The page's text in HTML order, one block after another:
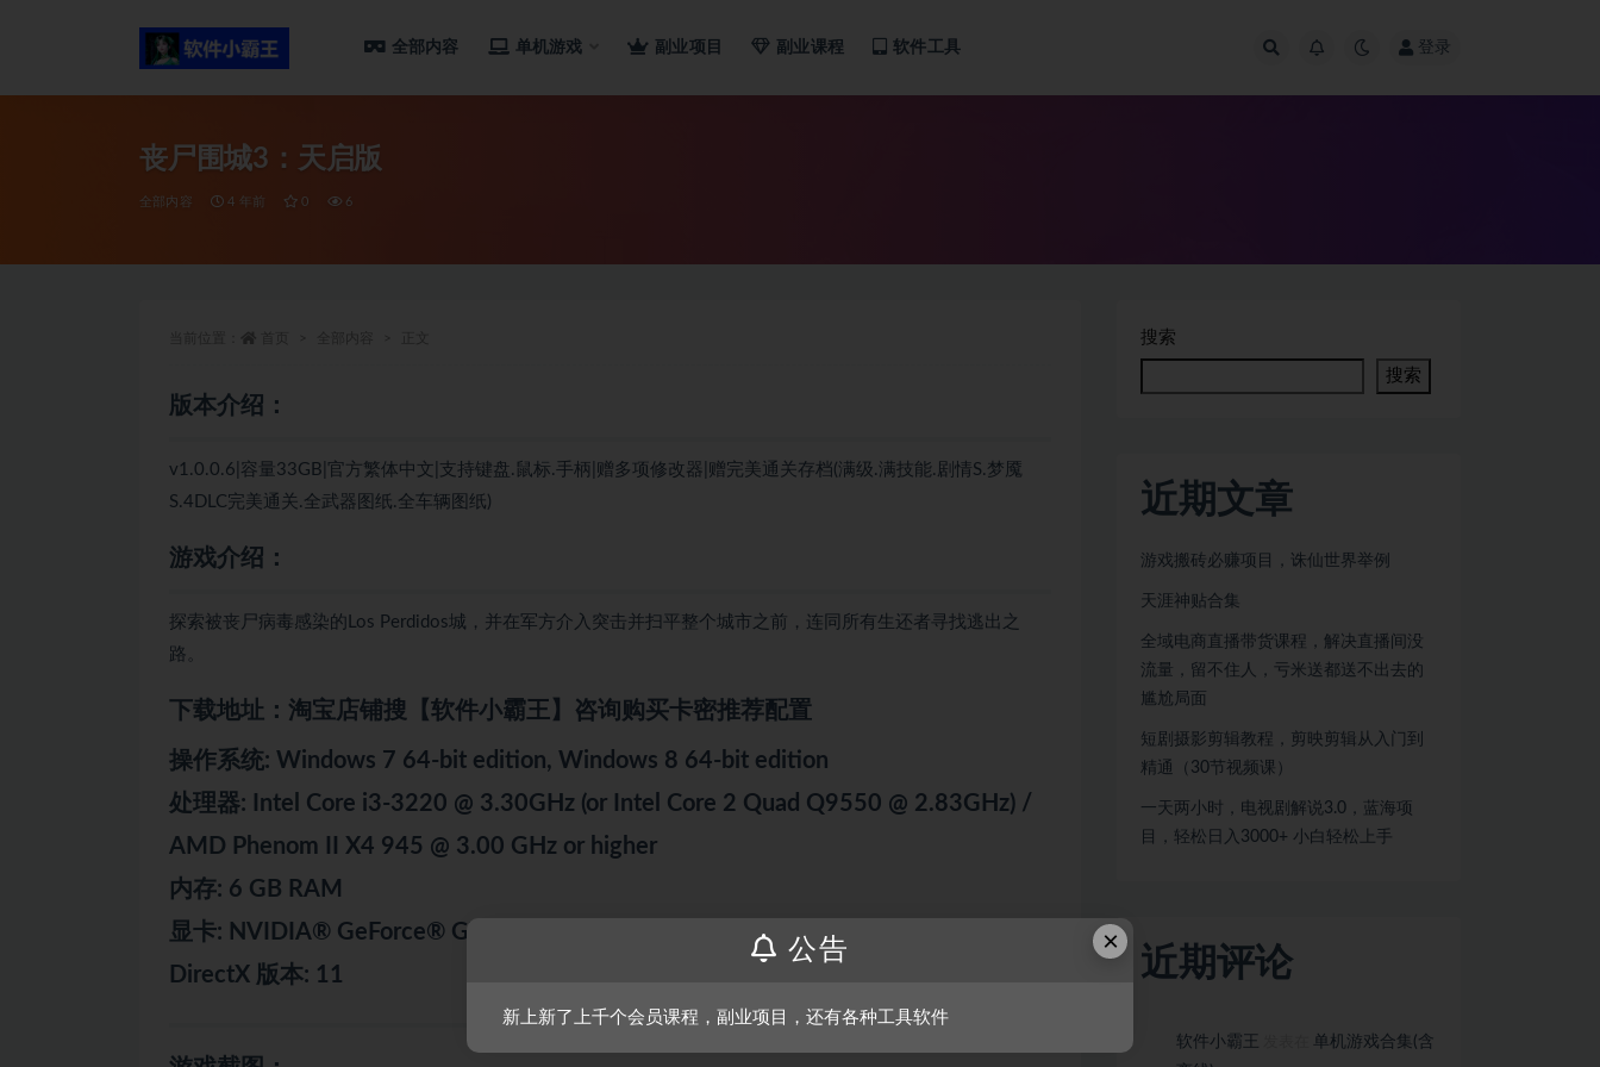
全部内容 单机游戏 副业项目 副业课程 软件工具 登录
丧尸围城3：天启版
全部内容 4 年前 0 6
版本介绍：
v1.0.0.6|容量33GB|官方繁体中文|支持键盘.鼠标.手柄|赠多项修改器|赠完美通关存档(满级.满技能.剧情S.梦魇
S.4DLC完美通关.全武器图纸.全车辆图纸)
游戏介绍：
探索被丧尸病毒感染的Los Perdidos城，并在军方介入突击并扫平整个城市之前，连同所有生还者寻找逃出之
路。
下载地址：淘宝店铺搜【软件小霸王】咨询购买卡密推荐配置
操作系统: Windows 7 64-bit edition, Windows 8 64-bit edition
处理器: Intel Core i3-3220 @ 3.30GHz (or Intel Core 2 Quad Q9550 @ 2.83GHz) /
AMD Phenom II X4 945 @ 3.00 GHz or higher
内存: 6 GB RAM
显卡: NVIDIA® GeForce® GTX 570 / AMD Radeon 7870 or higher
DirectX 版本: 11
搜索
搜索
近期文章
游戏搬砖必赚项目，诛仙世界举例
天涯神贴合集
全域电商直播带货课程，解决直播间没
流量，留不住人，亏米送都送不出去的
尴尬局面
短剧摄影剪辑教程，剪映剪辑从入门到
精通（30节视频课）
一天两小时，电视剧解说3.0，蓝海项
目，轻松日入3000+ 小白轻松上手
近期评论
软件小霸王
单机游戏合集(含
×
公告
新上新了上千个会员课程，副业项目，还有各种工具软件